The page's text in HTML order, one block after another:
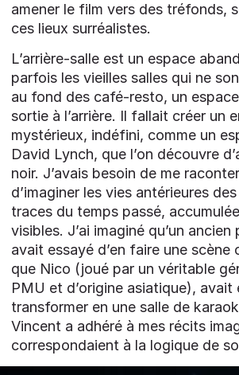
amener le film vers des tréfonds,
ces lieux surréalistes.
L’arrière-salle est un espace
parfois les vieilles salles qui ne
au fond des café-resto, un
sortie à l’arrière. Il fallait créer un
mystérieux, indéfini, comme un
David Lynch, que l’on découvre
noir. J’avais besoin de me
d’imaginer les vies antérieures
traces du temps passé,
visibles. J’ai imaginé qu’un
avait essayé d’en faire une
que Nico (joué par un véritable
PMU et d’origine asiatique), avait
transformer en une salle de
Vincent a adhéré à mes récits
correspondaient à la logique de